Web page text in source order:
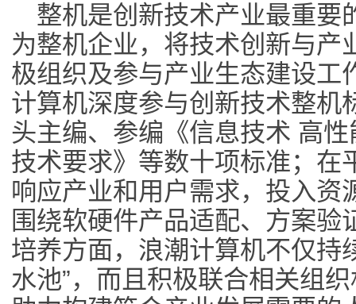
整机是创新技术产业最重要
为整机企业，将技术创新与产
极组织及参与产业生态建设工
计算机深度参与创新技术整机
头主编、参编《信息技术 高
技术要求》等数十项标准；在
响应产业和用户需求，投入资
围绕软硬件产品适配、方案
培养方面，浪潮计算机不仅持
水池”，而且积极联合相关组